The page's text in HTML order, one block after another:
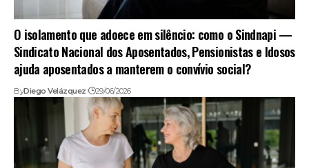
O isolamento que adoece em silêncio: como o Sindnapi —
Sindicato Nacional dos Aposentados, Pensionistas e Idosos
ajuda aposentados a manterem o convívio social?
ByDiego Velázquez 29/06/2026